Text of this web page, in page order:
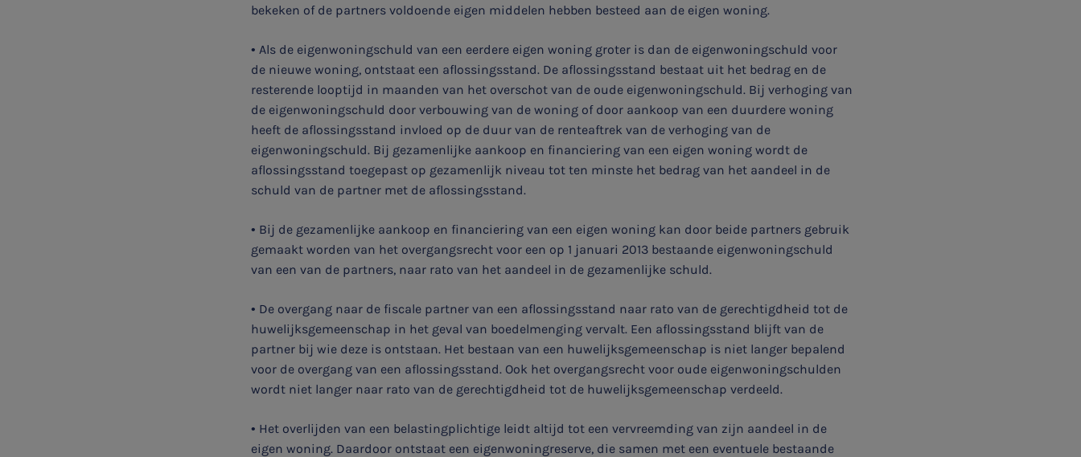

Aanmelden topic-meldingen
Ontvang meldingen bij belangrijke ontwikkelingen rondom
bekeken of de partners voldoende eigen middelen hebben besteed aan de eigen woning.
• Als de eigenwoningschuld van een eerdere eigen woning groter is dan de eigenwoningschuld voor
de nieuwe woning, ontstaat een aflossingsstand. De aflossingsstand bestaat uit het bedrag en de
resterende looptijd in maanden van het overschot van de oude eigenwoningschuld. Bij verhoging van
de eigenwoningschuld door verbouwing van de woning of door aankoop van een duurdere woning
heeft de aflossingsstand invloed op de duur van de renteaftrek van de verhoging van de
eigenwoningschuld. Bij gezamenlijke aankoop en financiering van een eigen woning wordt de
aflossingsstand toegepast op gezamenlijk niveau tot ten minste het bedrag van het aandeel in de
schuld van de partner met de aflossingsstand.
• Bij de gezamenlijke aankoop en financiering van een eigen woning kan door beide partners gebruik
gemaakt worden van het overgangsrecht voor een op 1 januari 2013 bestaande eigenwoningschuld
van een van de partners, naar rato van het aandeel in de gezamenlijke schuld.
• De overgang naar de fiscale partner van een aflossingsstand naar rato van de gerechtigdheid tot de
huwelijksgemeenschap in het geval van boedelmenging vervalt. Een aflossingsstand blijft van de
partner bij wie deze is ontstaan. Het bestaan van een huwelijksgemeenschap is niet langer bepalend
voor de overgang van een aflossingsstand. Ook het overgangsrecht voor oude eigenwoningschulden
wordt niet langer naar rato van de gerechtigdheid tot de huwelijksgemeenschap verdeeld.
• Het overlijden van een belastingplichtige leidt altijd tot een vervreemding van zijn aandeel in de
eigen woning. Daardoor ontstaat een eigenwoningreserve, die samen met een eventuele bestaande